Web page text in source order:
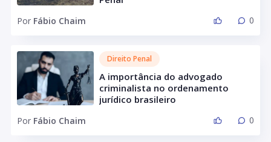
Por Fábio Chaim 0
Direito Penal
A importância do advogado
criminalista no ordenamento
jurídico brasileiro
Por Fábio Chaim 0